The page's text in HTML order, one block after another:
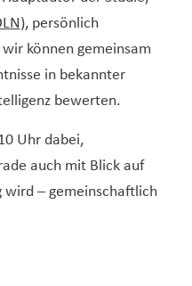
), persönlich
können gemeinsam
in bekannter
bewerten.
Uhr dabei,
auch mit Blick auf
wird – gemeinschaftlich